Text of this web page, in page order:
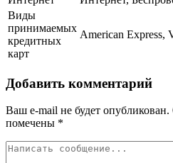
Виды
принимаемых
кредитных
карт
American Express,
Добавить комментарий
Ваш e-mail не будет опубликован.
помечены *